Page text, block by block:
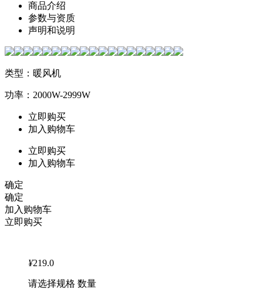
商品介绍
参数与资质
声明和说明
类型：暖风机
功率：2000W-2999W
立即购买
加入购物车
立即购买
加入购物车
确定
确定
加入购物车
立即购买
¥219.0
请选择规格 数量